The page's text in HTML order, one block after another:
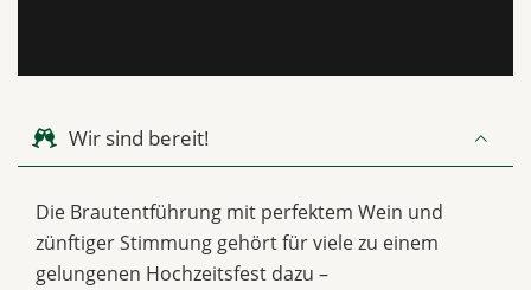
Wir sind bereit!
Die Brautentführung mit perfektem Wein und
zünftiger Stimmung gehört für viele zu einem
gelungenen Hochzeitsfest dazu –